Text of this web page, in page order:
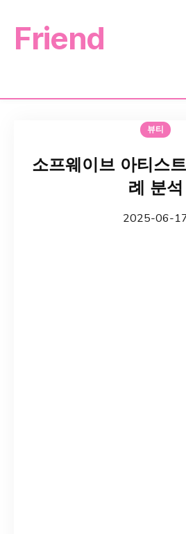
Friend
뷰티
소프웨이브 아티스
례 분석
2025-06-